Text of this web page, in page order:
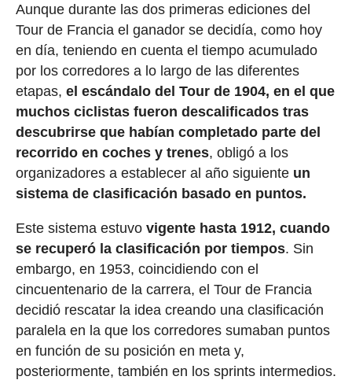
Aunque durante las dos primeras ediciones del
Tour de Francia el ganador se decidía, como hoy
en día, teniendo en cuenta el tiempo acumulado
por los corredores a lo largo de las diferentes
etapas, el escándalo del Tour de 1904, en el que
muchos ciclistas fueron descalificados tras
descubrirse que habían completado parte del
recorrido en coches y trenes, obligó a los
organizadores a establecer al año siguiente un
sistema de clasificación basado en puntos.
Este sistema estuvo vigente hasta 1912, cuando
se recuperó la clasificación por tiempos. Sin
embargo, en 1953, coincidiendo con el
cincuentenario de la carrera, el Tour de Francia
decidió rescatar la idea creando una clasificación
paralela en la que los corredores sumaban puntos
en función de su posición en meta y,
posteriormente, también en los sprints intermedios.